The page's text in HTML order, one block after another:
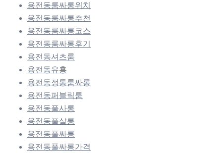
용전동룸싸롱위치
용전동룸싸롱추천
용전동룸싸롱코스
용전동룸싸롱후기
용전동셔츠룸
용전동유흥
용전동정통룸싸롱
용전동퍼블릭룸
용전동풀사롱
용전동풀살롱
용전동풀싸롱
용전동풀싸롱가격